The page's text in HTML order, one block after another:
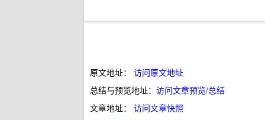
原文地址： 访问原文地址
总结与预览地址： 访问文章预览/总结
文章地址： 访问文章快照